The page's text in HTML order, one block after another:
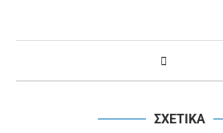
ΣΧΕΤΙΚΑ